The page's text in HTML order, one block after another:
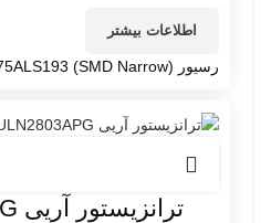
اطلاعات بیشتر
رسیور 75ALS193 (SMD Narrow)
ترانزیستور آریی ULN2803APG